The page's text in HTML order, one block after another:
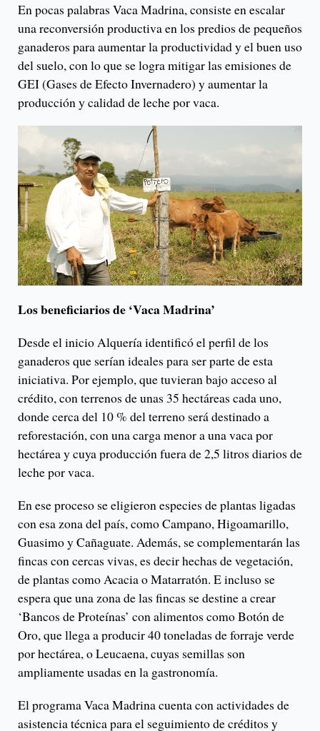
En pocas palabras Vaca Madrina, consiste en escalar
una reconversión productiva en los predios de pequeños
ganaderos para aumentar la productividad y el buen uso
del suelo, con lo que se logra mitigar las emisiones de
GEI (Gases de Efecto Invernadero) y aumentar la
producción y calidad de leche por vaca.
Los beneficiarios de ‘Vaca Madrina’
Desde el inicio Alquería identificó el perfil de los
ganaderos que serían ideales para ser parte de esta
iniciativa. Por ejemplo, que tuvieran bajo acceso al
crédito, con terrenos de unas 35 hectáreas cada uno,
donde cerca del 10 % del terreno será destinado a
reforestación, con una carga menor a una vaca por
hectárea y cuya producción fuera de 2,5 litros diarios de
leche por vaca.
En ese proceso se eligieron especies de plantas ligadas
con esa zona del país, como Campano, Higoamarillo,
Guasimo y Cañaguate. Además, se complementarán las
fincas con cercas vivas, es decir hechas de vegetación,
de plantas como Acacia o Matarratón. E incluso se
espera que una zona de las fincas se destine a crear
‘Bancos de Proteínas’ con alimentos como Botón de
Oro, que llega a producir 40 toneladas de forraje verde
por hectárea, o Leucaena, cuyas semillas son
ampliamente usadas en la gastronomía.
El programa Vaca Madrina cuenta con actividades de
asistencia técnica para el seguimiento de créditos y